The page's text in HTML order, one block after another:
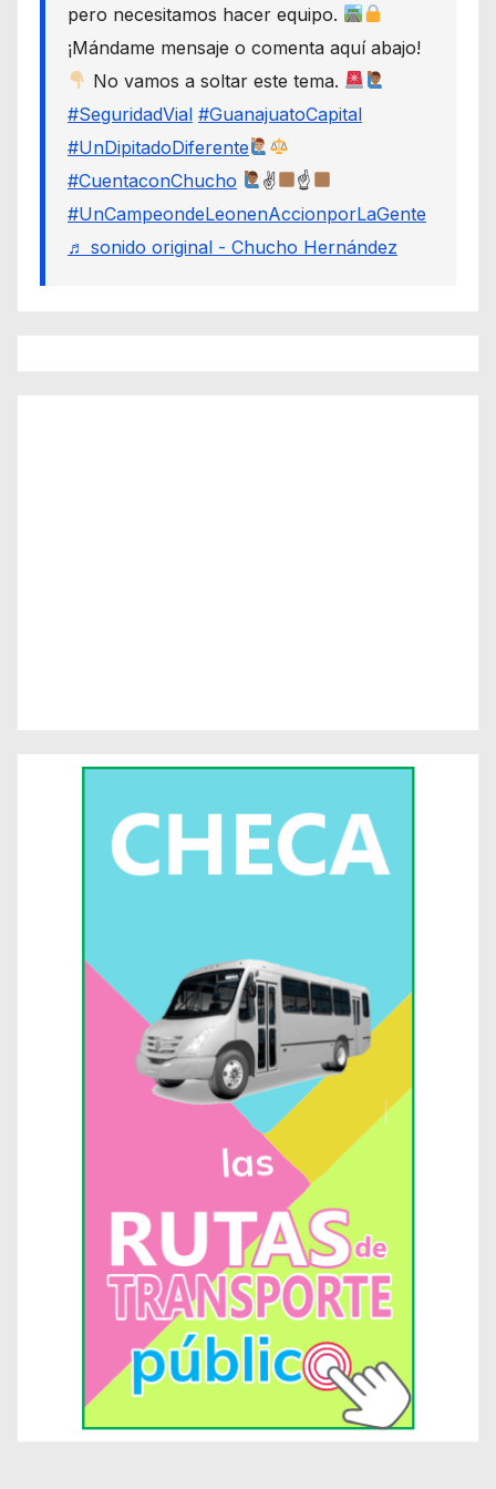
pero necesitamos hacer equipo.
¡Mándame mensaje o comenta aquí abajo!
No vamos a soltar este tema.
#SeguridadVial #GuanajuatoCapital
#UnDipitadoDiferente
#CuentaconChucho
✌
☝
#UnCampeondeLeonenAccionporLaGente
♬ sonido original - Chucho Hernández